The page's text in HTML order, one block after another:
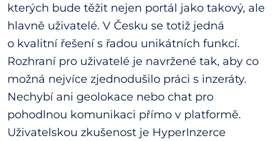
kterých bude těžit nejen portál jako takový, ale
hlavně uživatelé. V Česku se totiž jedná
o kvalitní řešení s řadou unikátních funkcí.
Rozhraní pro uživatelé je navržené tak, aby co
možná nejvíce zjednodušilo práci s inzeráty.
Nechybí ani geolokace nebo chat pro
pohodlnou komunikaci přímo v platformě.
Uživatelskou zkušenost je HyperInzerce